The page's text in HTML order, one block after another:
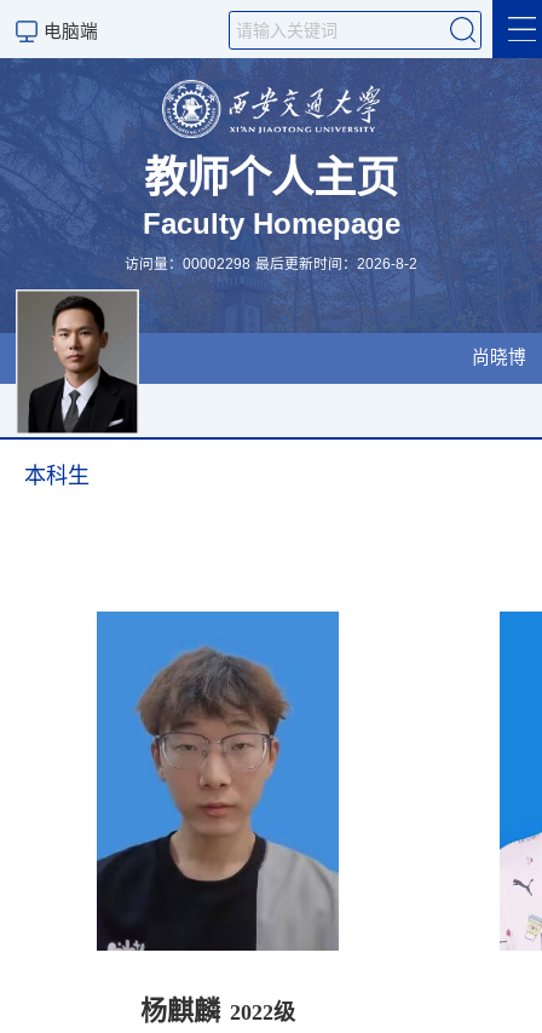
电脑端
首页
课题组成员
科研方向
发表论文
教师个人主页
Faculty Homepage
访问量：00002298 最后更新时间：2026-8-2
尚晓博
本科生
杨麒麟 2022级